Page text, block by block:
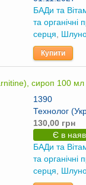
БАДи та
та органічні
серця
Купити
сироп 100 мл
1390
Технолог
130,00 грн
Є в
БАДи та
та органічні
серця